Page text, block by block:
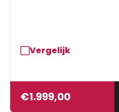
Vergelijk
€1.999,00